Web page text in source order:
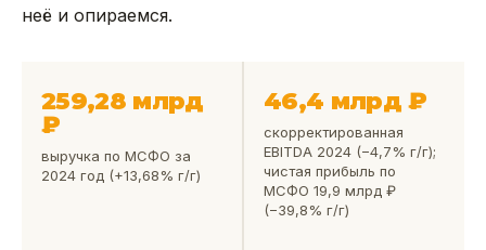
неё и опираемся.
259,28 млрд
₽
выручка по МСФО за
2024 год (+13,68% г/г)
46,4 млрд ₽
скорректированная
EBITDA 2024 (−4,7% г/г);
чистая прибыль по
МСФО 19,9 млрд ₽
(−39,8% г/г)